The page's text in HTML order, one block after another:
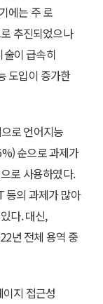
에는 주 로
추진되었으나
이 급속히
도입이 증가한
로 언어지능
순으로 과제가
로 사용하였다.
등의 과제가 많아
다. 대신,
년 전체 용역 중
지 접근성